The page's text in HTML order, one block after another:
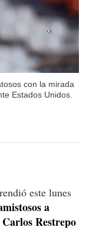
con la mirada
Estados Unidos.
X
este lunes
a
Carlos Restrepo